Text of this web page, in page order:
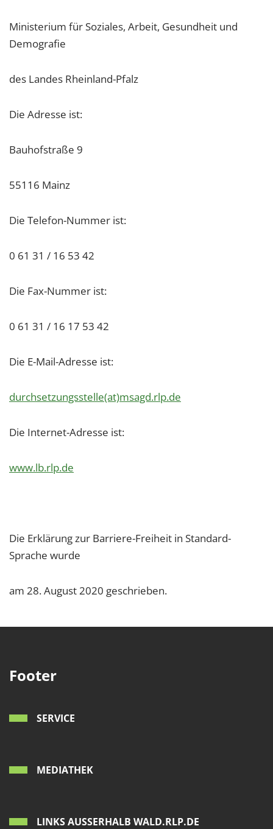
Ministerium für Soziales, Arbeit, Gesundheit und
Demografie
des Landes Rheinland-Pfalz
Die Adresse ist:
Bauhofstraße 9
55116 Mainz
Die Telefon-Nummer ist:
0 61 31 / 16 53 42
Die Fax-Nummer ist:
0 61 31 / 16 17 53 42
Die E-Mail-Adresse ist:
durchsetzungsstelle(at)msagd.rlp.de
Die Internet-Adresse ist:
www.lb.rlp.de
Die Erklärung zur Barriere-Freiheit in Standard-
Sprache wurde
am 28. August 2020 geschrieben.
Footer
SERVICE
MEDIATHEK
LINKS AUSSERHALB WALD.RLP.DE